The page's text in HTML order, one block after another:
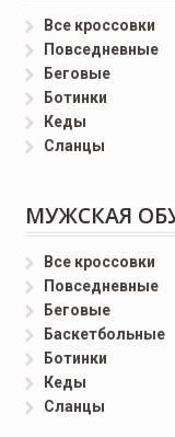
Все кроссовки
Повседневные
Беговые
Ботинки
Кеды
Сланцы
МУЖСКАЯ
Все кроссовки
Повседневные
Беговые
Баскетбольные
Ботинки
Кеды
Сланцы